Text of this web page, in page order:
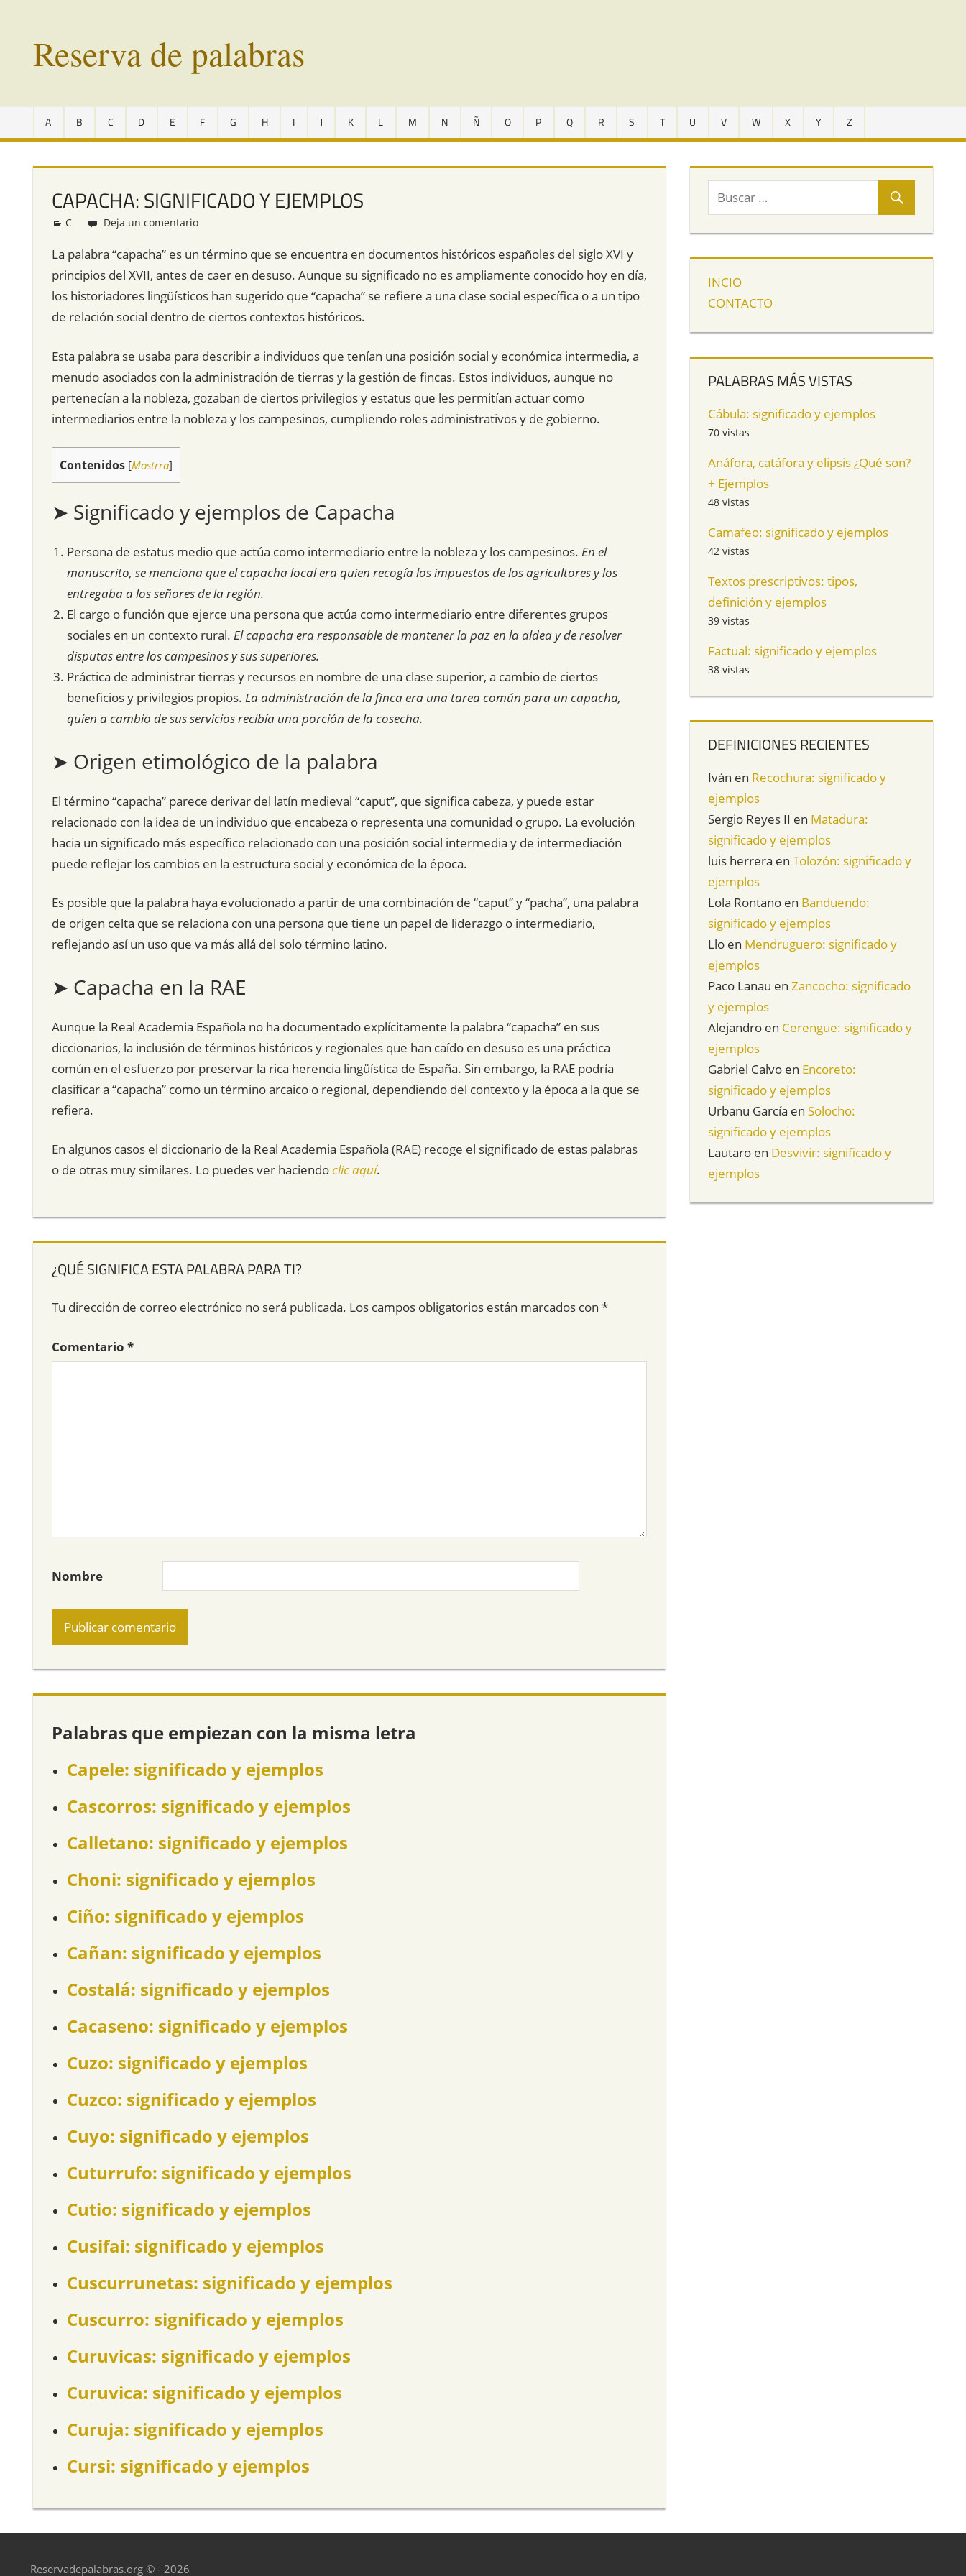
contenidoReserva de palabras
en
vías
extinción
todo
A B C D E F G H I J K L M N Ñ O P Q R S T U V W X Y Z
CAPACHA: SIGNIFICADO Y EJEMPLOS
Redacción
C Deja un comentario
La palabra “capacha” es un término que se encuentra en documentos históricos españoles del siglo XVI y
principios del XVII, antes de caer en desuso. Aunque su significado no es ampliamente conocido hoy en día,
los historiadores lingüísticos han sugerido que “capacha” se refiere a una clase social específica o a un tipo
de relación social dentro de ciertos contextos históricos.
Esta palabra se usaba para describir a individuos que tenían una posición social y económica intermedia, a
menudo asociados con la administración de tierras y la gestión de fincas. Estos individuos, aunque no
pertenecían a la nobleza, gozaban de ciertos privilegios y estatus que les permitían actuar como
intermediarios entre la nobleza y los campesinos, cumpliendo roles administrativos y de gobierno.
Contenidos [Mostrra]
➤ Significado y ejemplos de Capacha
Persona de estatus medio que actúa como intermediario entre la nobleza y los campesinos. En el
manuscrito, se menciona que el capacha local era quien recogía los impuestos de los agricultores y los
entregaba a los señores de la región.
El cargo o función que ejerce una persona que actúa como intermediario entre diferentes grupos
sociales en un contexto rural. El capacha era responsable de mantener la paz en la aldea y de resolver
disputas entre los campesinos y sus superiores.
Práctica de administrar tierras y recursos en nombre de una clase superior, a cambio de ciertos
beneficios y privilegios propios. La administración de la finca era una tarea común para un capacha,
quien a cambio de sus servicios recibía una porción de la cosecha.
➤ Origen etimológico de la palabra
El término “capacha” parece derivar del latín medieval “caput”, que significa cabeza, y puede estar
relacionado con la idea de un individuo que encabeza o representa una comunidad o grupo. La evolución
hacia un significado más específico relacionado con una posición social intermedia y de intermediación
puede reflejar los cambios en la estructura social y económica de la época.
Es posible que la palabra haya evolucionado a partir de una combinación de “caput” y “pacha”, una palabra
de origen celta que se relaciona con una persona que tiene un papel de liderazgo o intermediario,
reflejando así un uso que va más allá del solo término latino.
➤ Capacha en la RAE
Aunque la Real Academia Española no ha documentado explícitamente la palabra “capacha” en sus
diccionarios, la inclusión de términos históricos y regionales que han caído en desuso es una práctica
común en el esfuerzo por preservar la rica herencia lingüística de España. Sin embargo, la RAE podría
clasificar a “capacha” como un término arcaico o regional, dependiendo del contexto y la época a la que se
refiera.
En algunos casos el diccionario de la Real Academia Española (RAE) recoge el significado de estas palabras
o de otras muy similares. Lo puedes ver haciendoclic aquí.
¿QUÉ SIGNIFICA ESTA PALABRA PARA TI?
Tu dirección de correo electrónico no será publicada. Los campos obligatorios están marcados con *
Comentario *
Nombre
Palabras que empiezan con la misma letra
Capele: significado y ejemplos
Cascorros: significado y ejemplos
Calletano: significado y ejemplos
Choni: significado y ejemplos
Ciño: significado y ejemplos
Cañan: significado y ejemplos
Costalá: significado y ejemplos
Cacaseno: significado y ejemplos
Cuzo: significado y ejemplos
Cuzco: significado y ejemplos
Cuyo: significado y ejemplos
Cuturrufo: significado y ejemplos
Cutio: significado y ejemplos
Cusifai: significado y ejemplos
Cuscurrunetas: significado y ejemplos
Cuscurro: significado y ejemplos
Curuvicas: significado y ejemplos
Curuvica: significado y ejemplos
Curuja: significado y ejemplos
Cursi: significado y ejemplos
INCIO
CONTACTO
PALABRAS MÁS VISTAS
Cábula: significado y ejemplos
70 vistas
Anáfora, catáfora y elipsis ¿Qué son?
+ Ejemplos
48 vistas
Camafeo: significado y ejemplos
42 vistas
Textos prescriptivos: tipos,
definición y ejemplos
39 vistas
Factual: significado y ejemplos
38 vistas
DEFINICIONES RECIENTES
Iván en Recochura: significado y
ejemplos
Sergio Reyes II en Matadura:
significado y ejemplos
luis herrera enTolozón: significado y
ejemplos
Lola Rontano en Banduendo:
significado y ejemplos
Llo en Mendruguero: significado y
ejemplos
Paco Lanau enZancocho: significado
y ejemplos
Alejandro en Cerengue: significado y
ejemplos
Gabriel Calvo en Encoreto:
significado y ejemplos
Urbanu García enSolocho:
significado y ejemplos
Lautaro en Desvivir: significado y
ejemplos
Reservadepalabras.org © - 2026